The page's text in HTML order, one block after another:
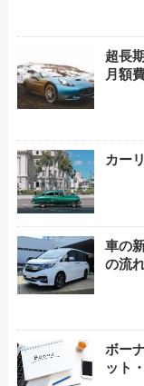
超長
月額
カー
車の
の流
ボー
ット